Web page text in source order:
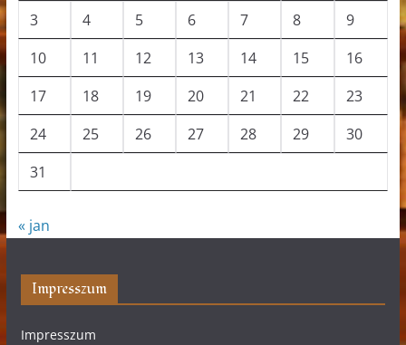
3
4 5 6 7 8
9
10
11 12 13 14 15
16
17
18 19 20 21 22
23
24
25 26 27 28 29
30
31
« jan
Impresszum
Impresszum